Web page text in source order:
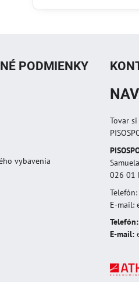
PODMIENKY
vybavenia
Tovar
026 01
E-mail:
Telefón:
E-mail: